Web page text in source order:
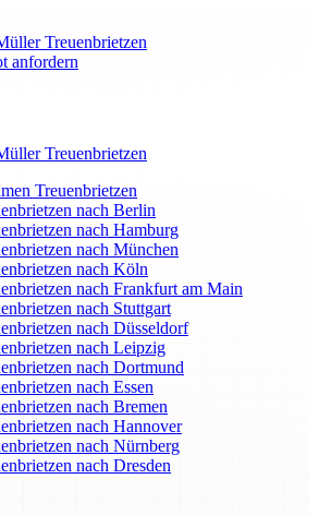
Treuenbrietzen
anfordern
Treuenbrietzen
Treuenbrietzen
nach Berlin
nach Hamburg
nach München
nach Köln
nach Frankfurt am Main
nach Stuttgart
nach Düsseldorf
nach Leipzig
nach Dortmund
nach Essen
nach Bremen
nach Hannover
nach Nürnberg
nach Dresden